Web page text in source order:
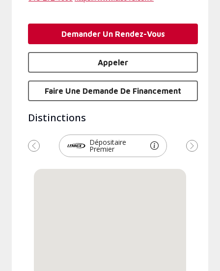
Demander Un Rendez-Vous
Appeler
Faire Une Demande De Financement
Distinctions
Dépositaire
Premier
Précédent Suivant